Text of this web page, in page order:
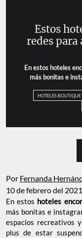
Estos
redes
En estos hoteles
más bonitas e
HOTELES BOUTIQUE
Por Fernanda
10 de febrero del 2021
En estos hoteles
más bonitas e
espacios recreativos
plus de estar